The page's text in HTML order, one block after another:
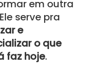
em outra
serve pra
e
o que
faz hoje.